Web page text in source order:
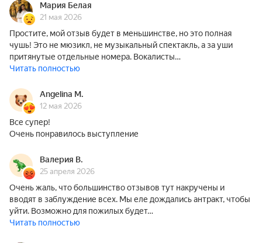
Мария Белая
21 мая 2026
Простите, мой отзыв будет в меньшинстве, но это полная
чушь! Это не мюзикл, не музыкальный спектакль, а за уши
притянутые отдельные номера. Вокалисты…
Читать полностью
Angelina M.
12 мая 2026
Все супер!
Очень понравилось выступление
Валерия В.
25 апреля 2026
Очень жаль, что большинство отзывов тут накручены и
вводят в заблуждение всех. Мы еле дождались антракт, чтобы
уйти. Возможно для пожилых будет…
Читать полностью